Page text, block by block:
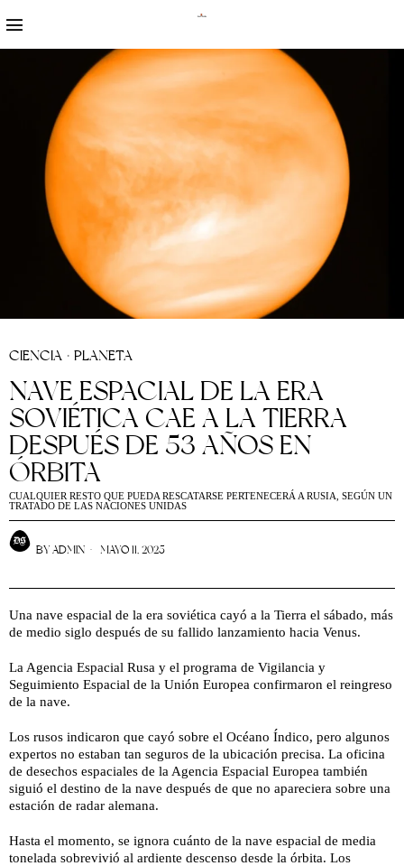
CIENCIA · PLANETA
NAVE ESPACIAL DE LA ERA
SOVIÉTICA CAE A LA TIERRA
DESPUÉS DE 53 AÑOS EN
ÓRBITA
CUALQUIER RESTO QUE PUEDA RESCATARSE PERTENECERÁ A RUSIA, SEGÚN UN
TRATADO DE LAS NACIONES UNIDAS
BY ADMIN MAYO 11, 2025
Una nave espacial de la era soviética cayó a la Tierra el sábado, más
de medio siglo después de su fallido lanzamiento hacia Venus.
La Agencia Espacial Rusa y el programa de Vigilancia y
Seguimiento Espacial de la Unión Europea confirmaron el reingreso
de la nave.
Los rusos indicaron que cayó sobre el Océano Índico, pero algunos
expertos no estaban tan seguros de la ubicación precisa. La oficina
de desechos espaciales de la Agencia Espacial Europea también
siguió el destino de la nave después de que no apareciera sobre una
estación de radar alemana.
Hasta el momento, se ignora cuánto de la nave espacial de media
tonelada sobrevivió al ardiente descenso desde la órbita. Los